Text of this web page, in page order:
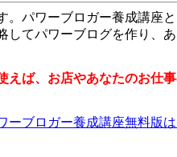
。パワーブロガー養成講座
してパワーブログを作り、
えば、お店やあなたのお仕
ーブロガー養成講座無料版